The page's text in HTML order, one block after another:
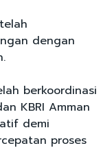
dengan
berkoordinasi
KBRI Amman
demi
proses